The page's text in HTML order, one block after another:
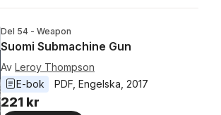
Del 54 - Weapon
Suomi Submachine Gun
Av Leroy Thompson
E-bok
PDF Engelska 2017
221 kr